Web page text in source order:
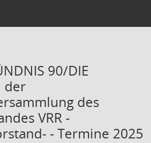
90/DIE
der
des
VRR -
- Termine 2025